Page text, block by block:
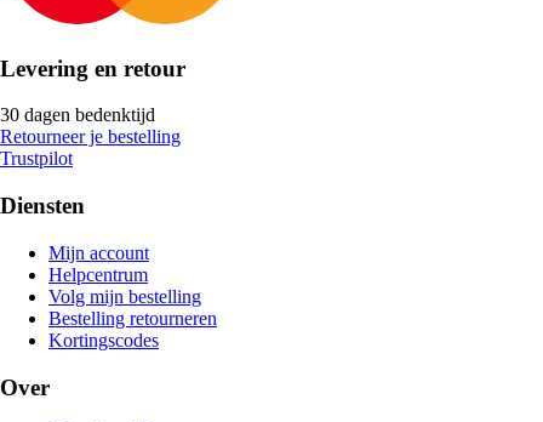
Levering en retour
30 dagen bedenktijd
Retourneer je bestelling
Trustpilot
Diensten
Mijn account
Helpcentrum
Volg mijn bestelling
Bestelling retourneren
Kortingscodes
Over